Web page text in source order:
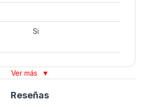
Si
Ver más ▼
Reseñas